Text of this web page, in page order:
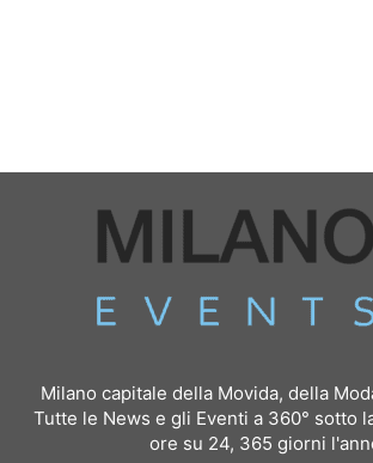
Milano capitale della Movida, della
Tutte le News e gli Eventi a 360° sotto
ore su 24, 365 giorni